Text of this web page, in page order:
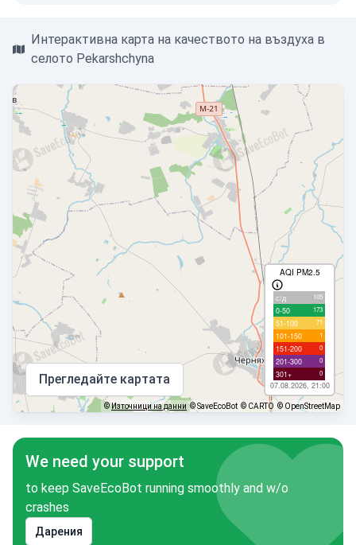
Интерактивна карта на качеството на въздуха в
селото Pekarshchyna
AQI PM2.5
с/д 105
0-50 173
51-100 71
101-150 1
151-200 0
201-300 0
301+ 0
07.08.2026, 21:00
Прегледайте картата
©Източници на данни © SaveEcoBot © CARTO © OpenStreetMap
We need your support
to keep SaveEcoBot running smoothly and w/o
crashes
Дарения